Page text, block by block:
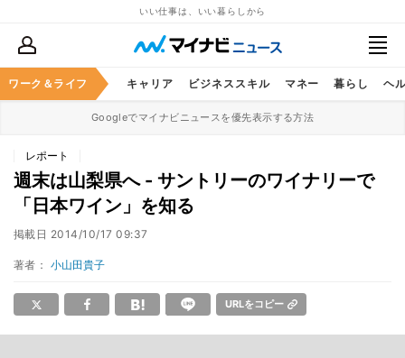
いい仕事は、いい暮らしから
ワーク＆ライフ キャリア ビジネススキル マネー 暮らし ヘ
Googleでマイナビニュースを優先表示する方法
レポート
週末は山梨県へ - サントリーのワイナリーで
「日本ワイン」を知る
掲載日 2014/10/17 09:37
著者： 小山田貴子
URLをコピー